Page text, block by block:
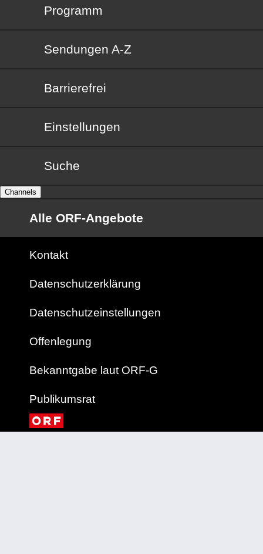
Programm
Sendungen von A bis Z
Sendungen A-Z
Barrierefrei
Barrierefrei
Einstellungen
Suche
Channels
Alle ORF-Angebote
Kontakt
Datenschutzerklärung
Datenschutzeinstellungen
Offenlegung
Bekanntgabe laut ORF-G
Publikumsrat